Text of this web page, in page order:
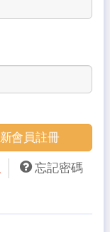
新會員註冊
忘記密碼